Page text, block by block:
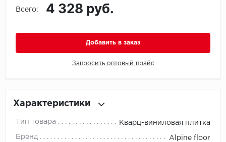
No brand
Всего: 4 328 руб.
Добавить в заказ
Запросить оптовый прайс
Характеристики
Тип товара Кварц-виниловая плитка
Бренд Alpine floor